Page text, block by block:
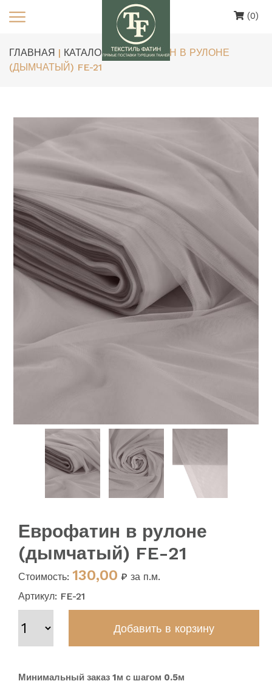
(0)
ГЛАВНАЯ | КАТАЛОГ| ЕВРОФАТИН В РУЛОНЕ
(ДЫМЧАТЫЙ) FE-21
Еврофатин в рулоне
(дымчатый) FE-21
Стоимость: 130,00 ₽ за п.м.
Артикул: FE-21
Минимальный заказ 1м с шагом 0.5м